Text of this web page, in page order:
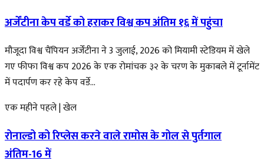
अर्जेंटीना केप वर्डे को हराकर विश्व कप अंतिम १६ में पहुंचा
मौजूदा विश्व चैंपियन अर्जेंटीना ने 3 जुलाई, 2026 को मियामी स्टेडियम में खेले
गए फीफा विश्व कप 2026 के एक रोमांचक ३२ के चरण के मुकाबले में टूर्नामेंट
में पदार्पण कर रहे केप वर्डे...
एक महीने पहले|खेल
रोनाल्डो को रिप्लेस करने वाले रामोस के गोल से पुर्तगाल
अंतिम-16 में